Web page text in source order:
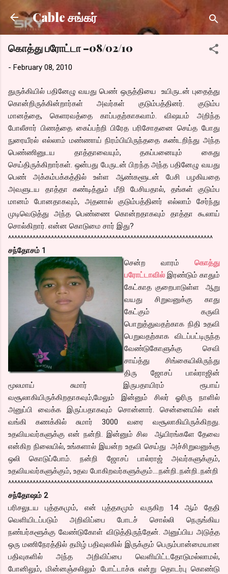
Skip to main content
Cable சங்கர்
கொத்து பரோட்டா –08/02/10
- February 08, 2010
துருக்கியில் பதினேழு வயது பெண் ஒருத்தியை உயிருடன் புதைத்து
கொன்றிருக்கின்றார்கள் அவர்கள் குடும்பத்தினர். குடும்ப
மானத்தை, கெளரவத்தை காப்பதற்காகவாம். விஷயம் அறிந்த
போலீசார் பிணத்தை கைப்பற்றி பிரேத பரிசோதனை செய்த போது
நுரையீரல் எல்லாம் மண்ணாய் நிரம்பியிருந்ததை கண்டறிந்து அந்த
பெண்ணினுடய தாத்தாவையும், தகப்பனையும் கைது
செய்திருக்கிறார்கள். ஒன்பது பேருடன் பிறந்த அந்த பதினேழு வயது
பெண் அக்கம்பக்கத்தில் உள்ள ஆண்களூடன் பேசி பழகியதை
அவளுடய தாத்தா கண்டித்தும் மீறி பேசியதால், தங்கள் குடும்ப
மானம் போனதாகவும், அதனால் குடும்பத்தினர் எல்லாம் சேர்ந்து
முடிவெடுத்து அந்த பெண்ணை கொன்றதாகவும் தாத்தா கூலாய்
சொல்கிறார். என்ன கொடுமை சார் இது?
^^^^^^^^^^^^^^^^^^^^^^^^^^^^^^^^^^^^^^^^^^^^^^^^^^^^^^^^^^^^^^^^^^^
சந்தோசம் 1
சென்ற வாரம் கொத்து
பரோட்டாவில் இரண்டும் காதும்
கேட்காத குறைபாடுள்ள ஆறு
வயது சிறுவனுக்கு காது
கேட்கும் கருவி
பொறுத்துவதற்காக நிதி உதவி
பெறுவதற்காக விடப்பட்டிருந்த
வேண்டுகோளுக்கு செவி
சாய்த்து சிங்கையிலிருந்து
திரு ஜோசப் பால்ராஜின்
மூலமாய் சுமார் இருபதாயிரம் ரூபாய்
வசூலாகியிருக்கிறதாகவும்,மேலும் இன்னும் சிலர் ஓரிரு நாளில்
அனுப்பி வைக்க இருப்பதாகவும் சொன்னார். சென்னையில் என்
வங்கி கணக்கில் சுமார் 3000 வரை வசூலாகியிருக்கிறது.
உதவியவர்களுக்கு என் நன்றி. இன்னும் சில ஆயிரங்களே தேவை
என்கிற நிலையில், உங்களால் இயன்ற உதவி செய்து அச்சிறுவனுக்கு
ஒலி கொடுப்போம். நன்றி ஜோசப் பால்ராஜ் அவர்களுக்கும்,
உதவியவர்களுக்கும், உதவ போகிறவர்களுக்கும்….நன்றி..நன்றி..நன்றி
^^^^^^^^^^^^^^^^^^^^^^^^^^^^^^^^^^^^^^^^^^^^^^^^^^^^^^^^^^^^^^^^^^^
சந்தோஷம் 2
பரிசலுடய புத்தகமும், என் புத்தகமும் வருகிற 14 ஆம் தேதி
வெளியிடப்படும் அறிவிப்பை போடச் சொல்லி நெருங்கிய
நண்பர்களூக்கு வேண்டுகோள் விடுத்திருந்தேன். அனுப்பிய அடுத்த
ஒரு மணிநேரத்தில் தமிழ் பதிவுலகில் இருக்கும் பெரும்பான்மையான
பதிவுகளில் அந்த அறிவிப்பை வெளியிட்டதோடுமல்லாமல்,
போனிலும், மின்னஞ்சலிலும் போட்டாச்சு என்று தொடர்பு கொண்டு